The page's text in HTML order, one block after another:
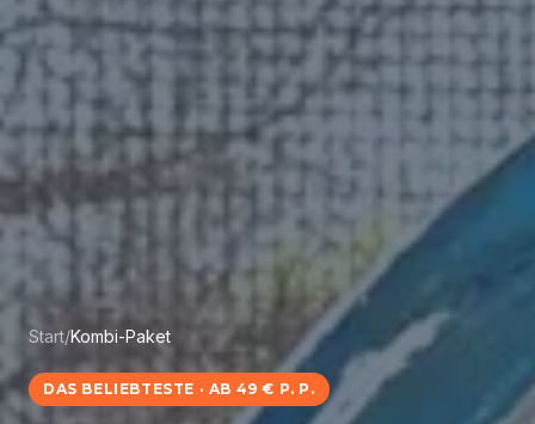
Start/Kombi-Paket
DAS BELIEBTESTE · AB 49 € P. P.